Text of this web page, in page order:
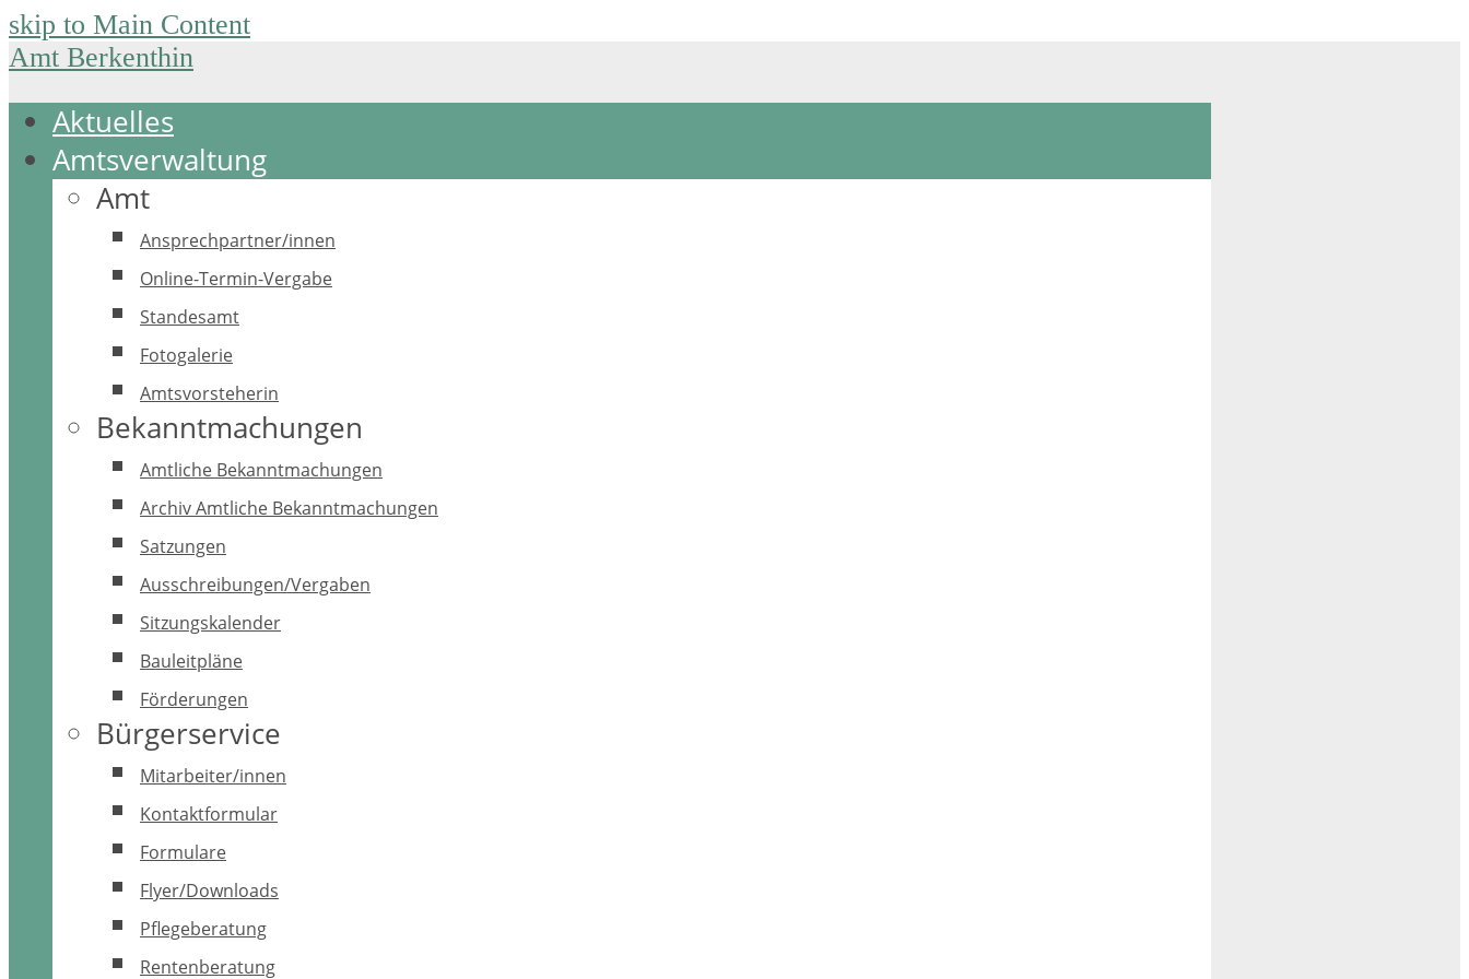
skip to Main Content
Amt Berkenthin
Aktuelles
Amtsverwaltung
Amt
Ansprechpartner/innen
Online-Termin-Vergabe
Standesamt
Fotogalerie
Amtsvorsteherin
Bekanntmachungen
Amtliche Bekanntmachungen
Archiv Amtliche Bekanntmachungen
Satzungen
Ausschreibungen/Vergaben
Sitzungskalender
Bauleitpläne
Förderungen
Bürgerservice
Mitarbeiter/innen
Kontaktformular
Formulare
Flyer/Downloads
Pflegeberatung
Rentenberatung